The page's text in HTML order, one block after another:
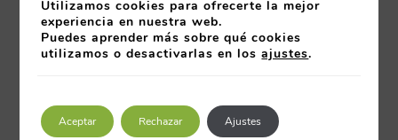
16 febrero 2014
Utilizamos cookies para ofrecerte la mejor
experiencia en nuestra web.
Puedes aprender más sobre qué cookies
utilizamos o desactivarlas en losajustes.
Aceptar Rechazar Ajustes